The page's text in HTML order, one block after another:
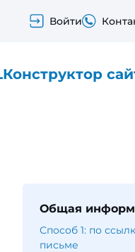
Войти
Конструктор
Общая
Способ 1: по
письме